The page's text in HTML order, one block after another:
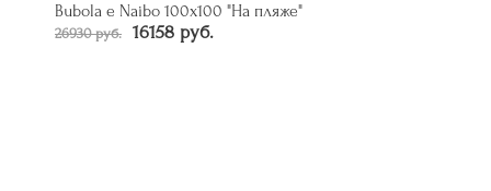
Зеркало прямоугольное в багете цвета серебро
От 50790 руб.